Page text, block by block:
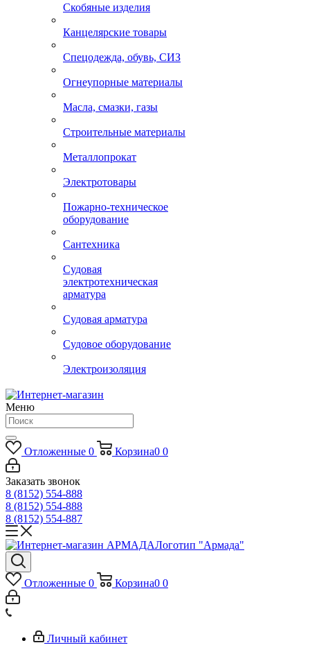
Скобяные изделия
Канцелярские товары
Спецодежда, обувь, СИЗ
Огнеупорные материалы
Масла, смазки, газы
Строительные материалы
Металлопрокат
Электротовары
Пожарно-техническое
оборудование
Сантехника
Судовая
электротехническая
арматура
Судовая арматура
Судовое оборудование
Электроизоляция
Меню
Отложенные 0 Корзина0 0
Заказать звонок
8 (8152) 554-888
8 (8152) 554-888
8 (8152) 554-887
Логотип "Армада"
Отложенные 0 Корзина0 0
Личный кабинет